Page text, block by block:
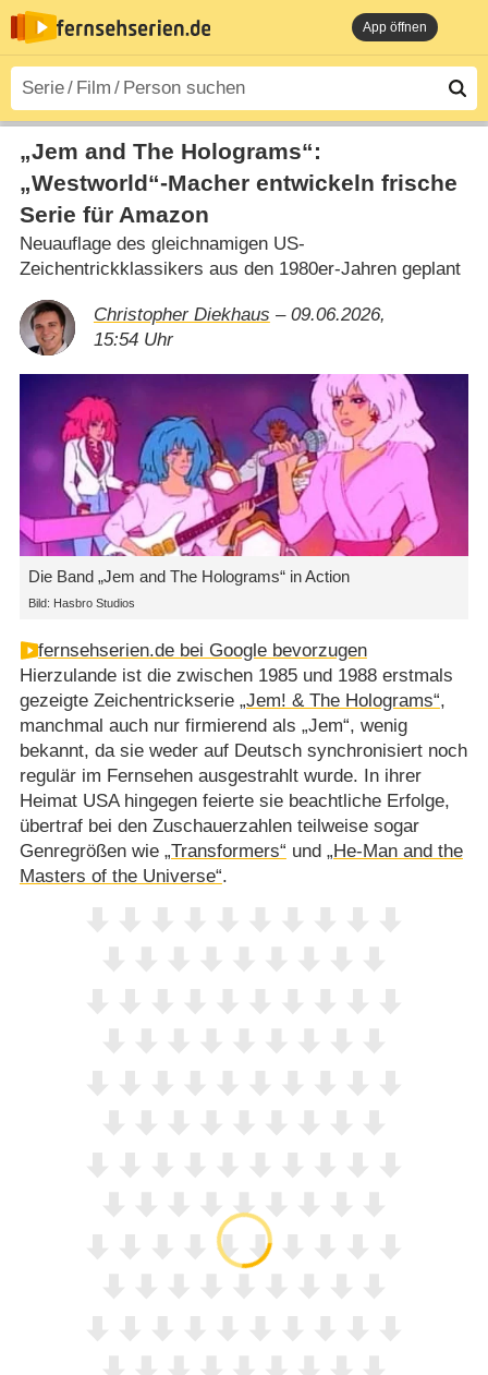
App öffnen
„Jem and The Holograms“:
„Westworld“-Macher entwickeln frische
Serie für Amazon
Neuauflage des gleichnamigen US-
Zeichentrickklassikers aus den 1980er-Jahren geplant
Christopher Diekhaus – 09.06.2026,
15:54 Uhr
Die Band „Jem and The Holograms“ in Action
Bild: Hasbro Studios
fernsehserien.de bei Google bevorzugen
Hierzulande ist die zwischen 1985 und 1988 erstmals
gezeigte Zeichentrickserie „Jem! & The Holograms“,
manchmal auch nur firmierend als „Jem“, wenig
bekannt, da sie weder auf Deutsch synchronisiert noch
regulär im Fernsehen ausgestrahlt wurde. In ihrer
Heimat USA hingegen feierte sie beachtliche Erfolge,
übertraf bei den Zuschauerzahlen teilweise sogar
Genregrößen wie „Transformers“ und „He-Man and the
Masters of the Universe“.